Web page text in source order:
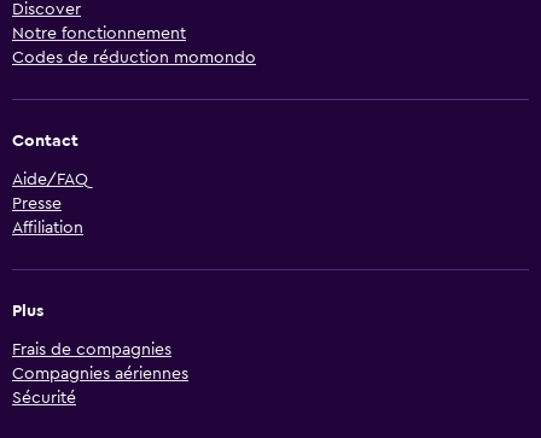
Discover
Notre fonctionnement
Codes de réduction momondo
Contact
Aide/FAQ
Presse
Affiliation
Plus
Frais de compagnies
Compagnies aériennes
Sécurité